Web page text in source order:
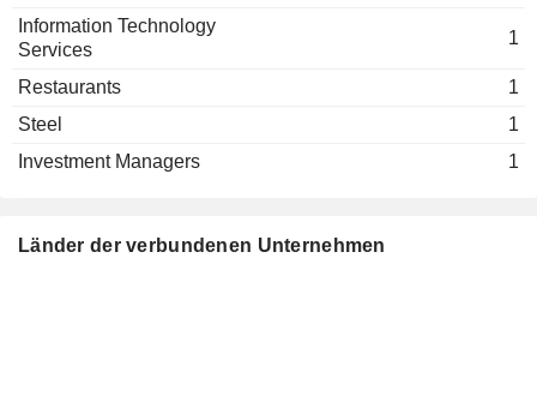
Information Technology
Services
1
Restaurants
1
Steel
1
Investment Managers
1
Länder der verbundenen Unternehmen